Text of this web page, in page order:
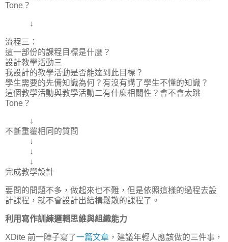
Tone？
↓
流程三：
這一部份的課程目標是什麼？
設計教學活動三
我設計的教學活動是否能達到此目標？
學生需要的先備知識為何？有沒有講了學生不懂的知識？
這個教學活動與教學活動二有什麼相關性？會不會太跳
Tone？
↓
不斷重覆相同的質問
↓
↓
↓
完成教學設計
要問的問題不多，做起來也不難，但是依照這樣的過程去設
計課程，就不會設計出結構鬆散的課程了。
利用寫作訓練邏輯思維與組織能力
XDite 前一陣子寫了一篇文章 ，建議年輕人應該做的三件事，